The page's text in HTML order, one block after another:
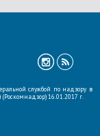
службой по надзору в
16.01.2017 г.